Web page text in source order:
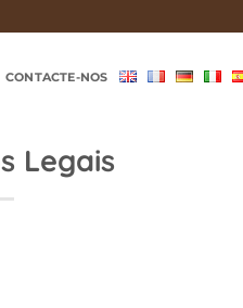
CONTACTE-NOS
Legais